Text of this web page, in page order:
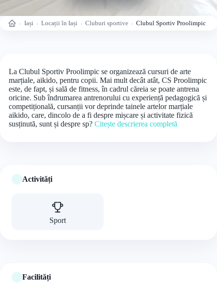
Acasă Iași Locații în Iași Cluburi sportive Clubul Sportiv Proolimpic
La Clubul Sportiv Proolimpic se organizează cursuri de arte
marțiale, aikido, pentru copii. Mai mult decât atât, CS Proolimpic
este, de fapt, și sală de fitness, în cadrul căreia se poate antrena
oricine. Sub îndrumarea antrenorului cu experiență pedagogică și
competițională, cursanții vor deprinde tainele artelor marțiale
aikido, care, dincolo de a fi despre mișcare și activitate fizică
susținută, sunt și despre sp? Citește descrierea completă
Activități
Sport
Facilități